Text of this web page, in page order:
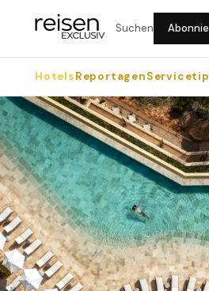
Suchen
HotelsReportagen